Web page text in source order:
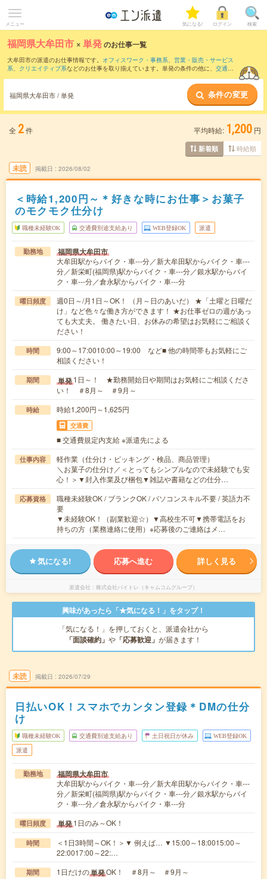
メニュー 気になる! ログイン 検索
福岡県大牟田市 ×単発のお仕事一覧
大牟田市の派遣のお仕事情報です。 オフィスワーク・事務系、 営業・販売・サービス
系、 クリエイティブ系などのお仕事を取り揃えています。単発の条件の他に、 交通費
福岡県大牟田市 / 単発 条件の変更
全 2件 平均時給: 1,200 円
新着順 時給順
未読 掲載日 2026/08/02
＜時給1,200円～＊好きな時にお仕事＞お菓子
のモクモク仕分け
職種未経験OK 交通費別途支給あり WEB登録OK 派遣
勤務地 福岡県大牟田市
大牟田駅からバイク・車---分／新大牟田駅からバイク・車---
分／新栄町(福岡県)駅からバイク・車---分／銀水駅からバイ
ク・車---分／倉永駅からバイク・車---分
曜日頻度
週0日～/月1日～OK！ （月～日のあいだ） ★「土曜と日曜だ
け」など色々な働き方ができます！ ★お仕事ゼロの週があっ
ても大丈夫。 働きたい日、お休みの希望はお気軽にご相談く
ださい！
時間
9:00～17:0010:00～19:00 など■ 他の時間帯もお気軽にご
相談ください！
期間 単発1日～！ ★勤務開始日や期間はお気軽にご相談くださ
い！ ＃8月～ ＃9月～
時給 時給1,200円～1,625円
交通費
■ 交通費規定内支給 ※派遣先による
仕事内容
軽作業（仕分け・ピッキング・検品、商品管理）
＼お菓子の仕分け／＜とってもシンプルなので未経験でも安
心！＞▼封入作業及び梱包▼雑誌や書籍などの仕分…
応募資格
職種未経験OK / ブランクOK / パソコンスキル不要 / 英語力不
要
▼未経験OK！（副業歓迎☆）▼高校生不可▼携帯電話をお
持ちの方（業務連絡に使用）※応募後のご連絡はメ…
気になる! 応募へ進む 詳しく見る
派遣会社 株式会社バイトレ（キャムコムグループ）
興味があったら「★気になる！」をタップ！
「気になる！」を押しておくと、派遣会社から
「面談確約」 や 「応募歓迎」 が届きます！
未読 掲載日 2026/07/29
日払いOK！スマホでカンタン登録＊DMの仕分
け
職種未経験OK 交通費別途支給あり 土日祝日が休み WEB登録OK
派遣
勤務地 福岡県大牟田市
大牟田駅からバイク・車---分／新大牟田駅からバイク・車---
分／新栄町(福岡県)駅からバイク・車---分／銀水駅からバイ
ク・車---分／倉永駅からバイク・車---分
曜日頻度 単発1日のみ～OK！
時間
＜1日3時間～OK！＞▼ 例えば… ▼15:00～18:0015:00～
22:0017:00～22:…
期間 1日だけの単発OK！ ＃8月～ ＃9月～